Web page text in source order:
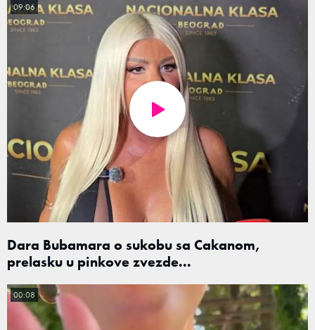
Dara Bubamara o sukobu sa Cakanom,
prelasku u pinkove zvezde...
09:06
00:08